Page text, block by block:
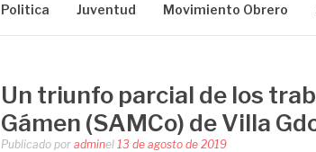
Politica Juventud Movimiento Obrero
Un triunfo parcial de los
Gámen (SAMCo) de Villa
Publicado por adminel 13 de agosto de 2019